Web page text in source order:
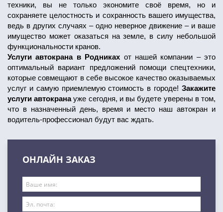
техники, вы не только экономите своё время, но и
сохраняете целостность и сохранность вашего имущества,
ведь в других случаях – одно неверное движение – и ваше
имущество может оказаться на земле, в силу небольшой
функциональности кранов.
Услуги автокрана в Родниках от нашей компании – это
оптимальный вариант предложений помощи спецтехники,
которые совмещают в себе высокое качество оказываемых
услуг и самую приемлемую стоимость в городе! Закажите
услуги автокранауже сегодня, и вы будете уверены в том,
что в назначенный день, время и место наш автокран и
водитель-профессионал будут вас ждать.
ОНЛАЙН ЗАКАЗ